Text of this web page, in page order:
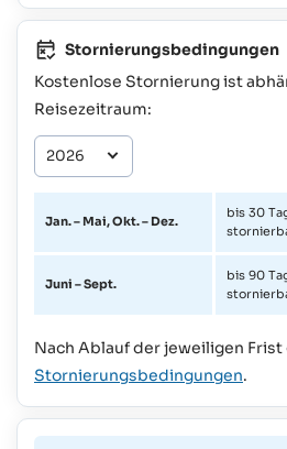
Stornierungsbedingungen
Kostenlose Stornierung ist
Reisezeitraum:
Jan. – Mai, Okt. – Dez.
bis 30
Juni – Sept.
bis 90
Nach Ablauf der jeweiligen
Stornierungsbedingungen.